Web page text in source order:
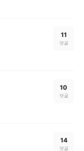
11
댓글
10
댓글
14
댓글